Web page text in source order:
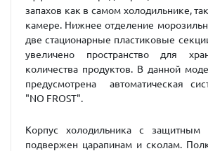
запахов как в самом холодильнике,
камере. Нижнее отделение
две стационарные пластиковые
увеличено пространство для
количества продуктов. В данной
предусмотрена автоматическая
"NO FROST".
Корпус холодильника с
подвержен царапинам и сколам.